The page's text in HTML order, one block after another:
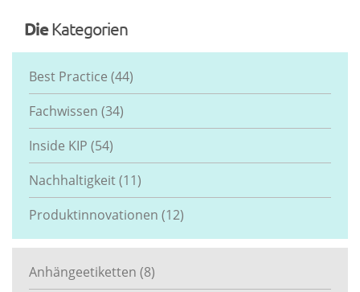
DieKategorien
Best Practice (44)
Fachwissen (34)
Inside KIP (54)
Nachhaltigkeit(11)
Produktinnovationen (12)
Anhängeetiketten (8)